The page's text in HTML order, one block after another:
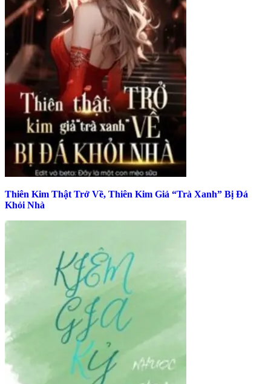
Thiên Kim Thật Trở Về, Thiên Kim Giả “Trà Xanh” Bị Đá
Khỏi Nhà